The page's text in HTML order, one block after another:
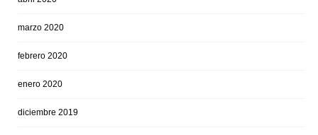
marzo 2020
febrero 2020
enero 2020
diciembre 2019